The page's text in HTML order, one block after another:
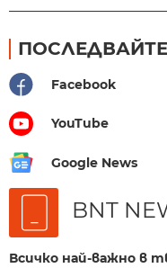
Facebook
YouTube
Google News
BNT
Всичко най-важно в